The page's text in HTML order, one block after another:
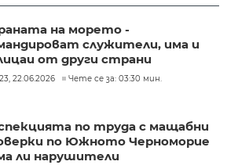
на морето -
служители, има и
от други страни
22.06.2026 Чете се за: 03:30 мин.
по труда с мащабни
по Южното Черноморие
ли нарушители